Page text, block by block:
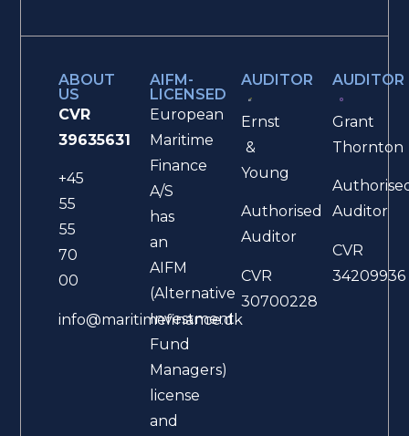
ABOUT
US
CVR
39635631
+45
55
55
70
00
info@maritimefinance.dk
AIFM-
LICENSED
European
Maritime
Finance
A/S
has
an
AIFM
(Alternative
Investment
Fund
Managers)
license
and
AUDITOR
Ernst
&
Young
Authorised
Auditor
CVR
30700228
AUDITOR
Grant
Thornton
Auditor
CVR
34209936